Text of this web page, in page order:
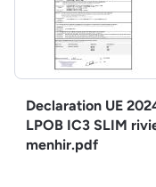
Declaration UE
LPOB IC3 SLIM
menhir.pdf